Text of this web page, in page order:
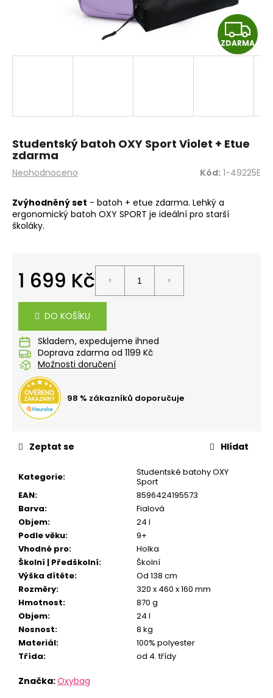
Průměrné
produktu
je
0,0
z
Neohodnoceno
Studentský batoh OXY Sport Violet + Etue
zdarma
Kód: 1-49225E
Zvýhodněný set - batoh + etue zdarma. Lehký a
ergonomický batoh OXY SPORT je ideální pro starší
školáky.
1 699 Kč
DO KOŠÍKU
Skladem
Doprava zdarma od 1199 Kč
Možnosti doručení
98 % zákazníků doporučuje
Kategorie:
Studentské batohy OXY
Sport
EAN:
8596424195573
Barva:
Fialová
Objem:
24 l
Podle věku:
9+
Vhodné pro:
Holka
Školní | Předškolní:
Školní
Výška dítěte:
Od 138 cm
Rozměry:
320 x 460 x 160 mm
Hmotnost:
870 g
Objem:
24 l
Nosnost:
8 kg
Materiál:
100% polyester
Třída: od 4. třídy
Značka:Oxybag
Zeptat se Hlídat
Z
D
ZDARMA
t
HLEDAT
o
p
č
m
e
STUDENTSKÝ
BATOH
OXY
SCOOLER
GRAFFITI